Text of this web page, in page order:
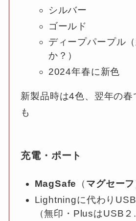
シルバー
ゴールド
ディープパープル
か？）
2024年春に新色
新製品時は4色、翌年の
も
充電・ポート
MagSafe （ マグセーフ
Lightningに代わり
（無印・PlusはUSB